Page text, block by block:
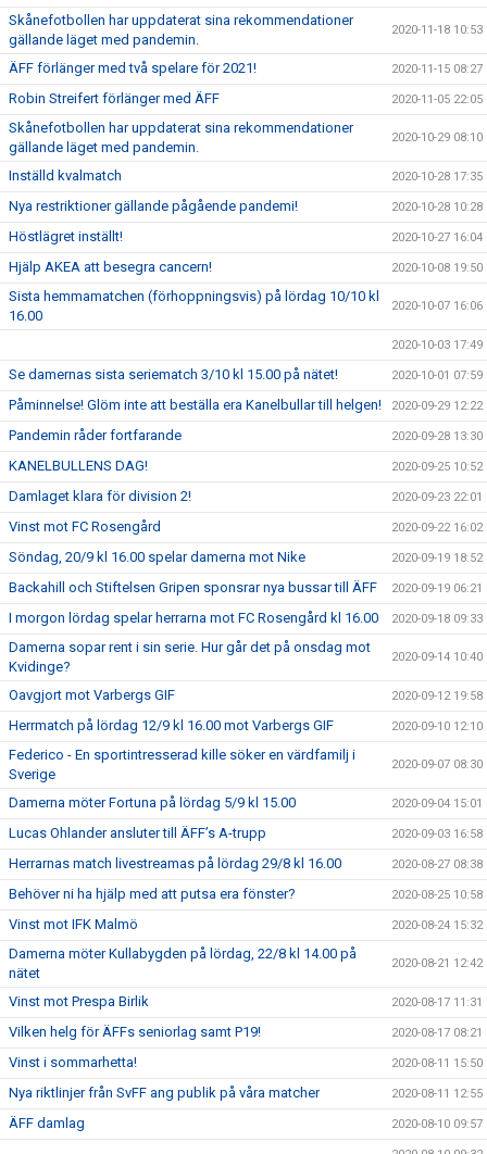
Skånefotbollen har uppdaterat sina rekommendationer
gällande läget med pandemin.
2020-11-18 10:53
ÄFF förlänger med två spelare för 2021! 2020-11-15 08:27
Robin Streifert förlänger med ÄFF 2020-11-05 22:05
Skånefotbollen har uppdaterat sina rekommendationer
gällande läget med pandemin.
2020-10-29 08:10
Inställd kvalmatch 2020-10-28 17:35
Nya restriktioner gällande pågående pandemi! 2020-10-28 10:28
Höstlägret inställt! 2020-10-27 16:04
Hjälp AKEA att besegra cancern! 2020-10-08 19:50
Sista hemmamatchen (förhoppningsvis) på lördag 10/10 kl
16.00
2020-10-07 16:06
2020-10-03 17:49
Se damernas sista seriematch 3/10 kl 15.00 på nätet! 2020-10-01 07:59
Påminnelse! Glöm inte att beställa era Kanelbullar till helgen! 2020-09-29 12:22
Pandemin råder fortfarande 2020-09-28 13:30
KANELBULLENS DAG! 2020-09-25 10:52
Damlaget klara för division 2! 2020-09-23 22:01
Vinst mot FC Rosengård 2020-09-22 16:02
Söndag, 20/9 kl 16.00 spelar damerna mot Nike 2020-09-19 18:52
Backahill och Stiftelsen Gripen sponsrar nya bussar till ÄFF 2020-09-19 06:21
I morgon lördag spelar herrarna mot FC Rosengård kl 16.00 2020-09-18 09:33
Damerna sopar rent i sin serie. Hur går det på onsdag mot
Kvidinge?
2020-09-14 10:40
Oavgjort mot Varbergs GIF 2020-09-12 19:58
Herrmatch på lördag 12/9 kl 16.00 mot Varbergs GIF 2020-09-10 12:10
Federico - En sportintresserad kille söker en värdfamilj i
Sverige
2020-09-07 08:30
Damerna möter Fortuna på lördag 5/9 kl 15.00 2020-09-04 15:01
Lucas Ohlander ansluter till ÄFF’s A-trupp 2020-09-03 16:58
Herrarnas match livestreamas på lördag 29/8 kl 16.00 2020-08-27 08:38
Behöver ni ha hjälp med att putsa era fönster? 2020-08-25 10:58
Vinst mot IFK Malmö 2020-08-24 15:32
Damerna möter Kullabygden på lördag, 22/8 kl 14.00 på
nätet
2020-08-21 12:42
Vinst mot Prespa Birlik 2020-08-17 11:31
Vilken helg för ÄFFs seniorlag samt P19! 2020-08-17 08:21
Vinst i sommarhetta! 2020-08-11 15:50
Nya riktlinjer från SvFF ang publik på våra matcher 2020-08-11 12:55
ÄFF damlag 2020-08-10 09:57